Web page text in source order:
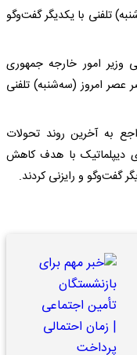
تلفنی با یکدیگر گفت‌و‌گو
وزیر امور خارجه جمهوری
عصر امروز (سه‌شنبه) تلفنی
به آخرین روند تحولات
دیپلماتیک با هدف کاهش
گفت‌و‌گو و رایزنی کردند.